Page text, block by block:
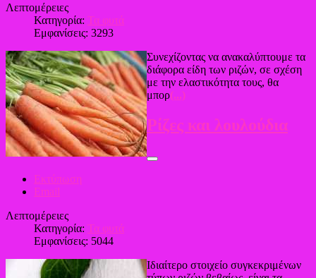
Λεπτομέρειες
Κατηγορία: Τα φυτά
Εμφανίσεις: 3293
Συνεχίζοντας να ανακαλύπτουμε τα
διάφορα είδη των ριζών, σε σχέση
με την ελαστικότητα τους, θα
μπορ(...)
Ρίζες και λουλούδια
Εκτύπωση
Email
Λεπτομέρειες
Κατηγορία: Τα φυτά
Εμφανίσεις: 5044
Ιδιαίτερο στοιχείο συγκεκριμένων